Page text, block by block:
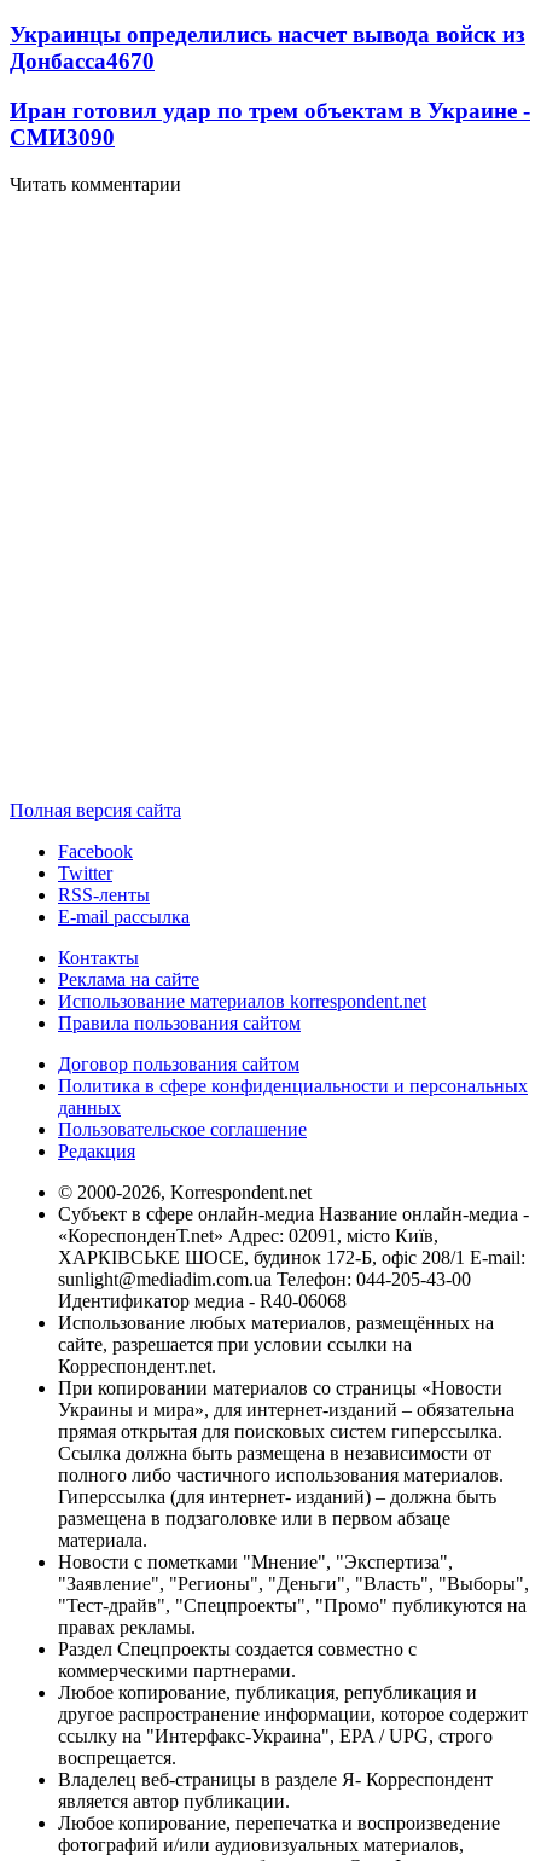
Украинцы определились насчет вывода войск из
Донбасса4670
Иран готовил удар по трем объектам в Украине -
СМИ3090
Читать комментарии
Полная версия сайта
Facebook
Twitter
RSS-ленты
E-mail рассылка
Контакты
Реклама на сайте
Использование материалов korrespondent.net
Правила пользования сайтом
Договор пользования сайтом
Политика в сфере конфиденциальности и персональных
данных
Пользовательское соглашение
Редакция
© 2000-2026, Korrespondent.net
Субъект в сфере онлайн-медиа Название онлайн-медиа -
«КореспонденТ.net» Адрес: 02091, місто Київ,
ХАРКІВСЬКЕ ШОСЕ, будинок 172-Б, офіс 208/1 E-mail:
sunlight@mediadim.com.ua Телефон: 044-205-43-00
Идентификатор медиа - R40-06068
Использование любых материалов, размещённых на
сайте, разрешается при условии ссылки на
Корреспондент.net.
При копировании материалов со страницы «Новости
Украины и мира», для интернет-изданий – обязательна
прямая открытая для поисковых систем гиперссылка.
Ссылка должна быть размещена в независимости от
полного либо частичного использования материалов.
Гиперссылка (для интернет- изданий) – должна быть
размещена в подзаголовке или в первом абзаце
материала.
Новости с пометками "Мнение", "Экспертиза",
"Заявление", "Регионы", "Деньги", "Власть", "Выборы",
"Тест-драйв", "Спецпроекты", "Промо" публикуются на
правах рекламы.
Раздел Спецпроекты создается совместно с
коммерческими партнерами.
Любое копирование, публикация, републикация и
другое распространение информации, которое содержит
ссылку на "Интерфакс-Украина", EPA / UPG, строго
воспрещается.
Владелец веб-страницы в разделе Я- Корреспондент
является автор публикации.
Любое копирование, перепечатка и воспроизведение
фотографий и/или аудиовизуальных материалов,